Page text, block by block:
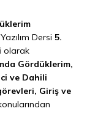
Dersi 5.
olarak
Gördüklerim,
ve Dahili
Giriş ve